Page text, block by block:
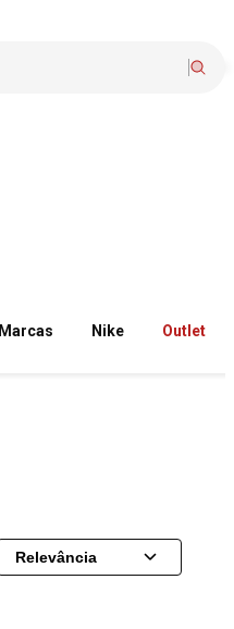
Marcas Nike Outlet
Relevância